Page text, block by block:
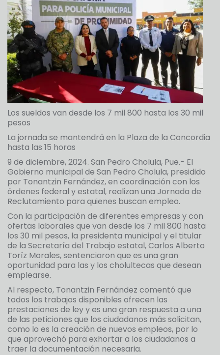
Los sueldos van desde los 7 mil 800 hasta los 30 mil
pesos
La jornada se mantendrá en la Plaza de la Concordia
hasta las 15 horas
9 de diciembre, 2024. San Pedro Cholula, Pue.- El
Gobierno municipal de San Pedro Cholula, presidido
por Tonantzin Fernández, en coordinación con los
órdenes federal y estatal, realizan una Jornada de
Reclutamiento para quienes buscan empleo.
Con la participación de diferentes empresas y con
ofertas laborales que van desde los 7 mil 800 hasta
los 30 mil pesos, la presidenta municipal y el titular
de la Secretaría del Trabajo estatal, Carlos Alberto
Toríz Morales, sentenciaron que es una gran
oportunidad para las y los cholultecas que desean
emplearse.
Al respecto, Tonantzin Fernández comentó que
todos los trabajos disponibles ofrecen las
prestaciones de ley y es una gran respuesta a una
de las peticiones que los ciudadanos más solicitan,
como lo es la creación de nuevos empleos, por lo
que aprovechó para exhortar a los ciudadanos a
traer la documentación necesaria.